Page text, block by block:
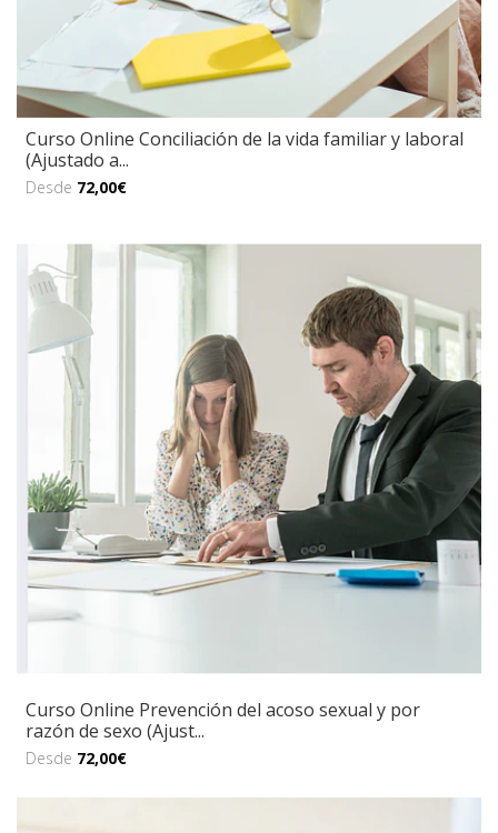
Curso Online Conciliación de la vida familiar y laboral
(Ajustado a...
Desde 72,00€
Curso Online Prevención del acoso sexual y por
razón de sexo (Ajust...
Desde 72,00€